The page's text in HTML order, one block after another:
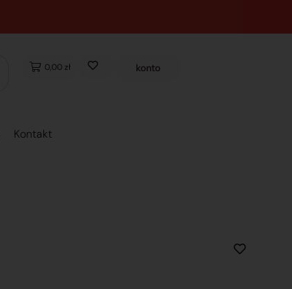
0,00 zł konto
Kontakt